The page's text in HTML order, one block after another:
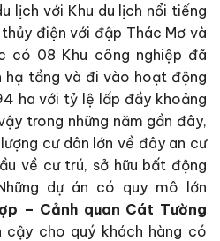
lịch với Khu du lịch nổi tiếng
thủy điện với đập Thác Mơ và
có 08 Khu công nghiệp đã
hạ tầng và đi vào hoạt động
ha với tỷ lệ lấp đầy khoảng
trong những năm gần đây,
cư dân lớn về đây an cư
về cư trú, sở hữu bất động
dự án có quy mô lớn
– Cảnh quan Cát Tường
cho quý khách hàng có